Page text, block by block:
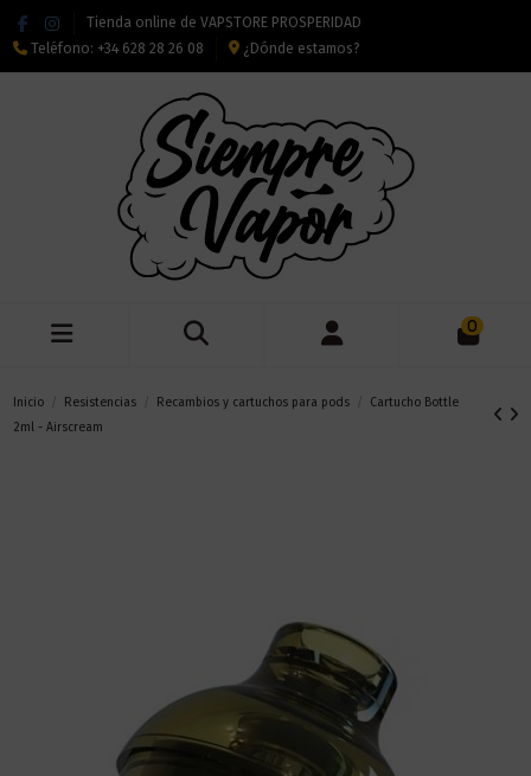
Tienda online de VAPSTORE PROSPERIDAD
Teléfono: +34 628 28 26 08 ¿Dónde estamos?
0
Inicio Resistencias Recambios y cartuchos para pods
Cartucho Bottle
2ml - Airscream